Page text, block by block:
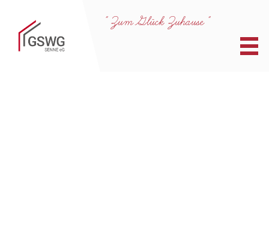
" Zum Glück Zuhause "